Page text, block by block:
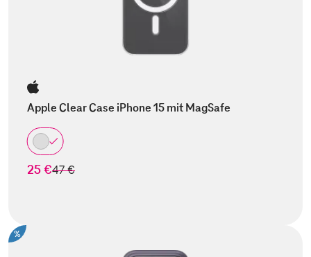
Apple Clear Case iPhone 15 mit MagSafe
25 €statt
47 €
%